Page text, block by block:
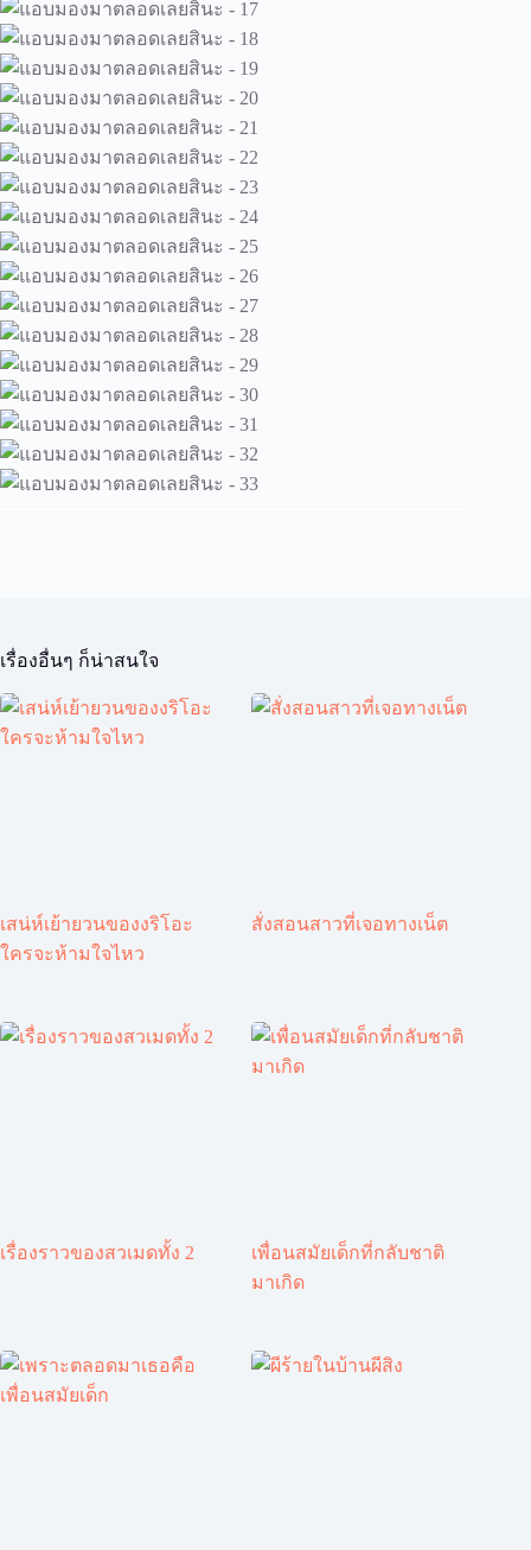
เรื่องอื่นๆ ก็น่าสนใจ
เสน่ห์เย้ายวนของงริโอะ
ใครจะห้ามใจไหว
สั่งสอนสาวที่เจอทางเน็ต
เรื่องราวของสวเมดทั้ง 2
เพื่อนสมัยเด็กที่กลับชาติ
มาเกิด